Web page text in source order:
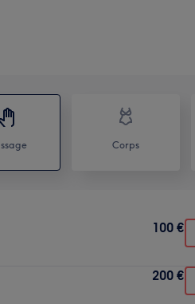
Corps
100 €
200 €